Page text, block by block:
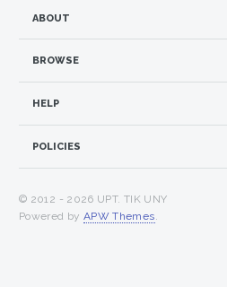
ABOUT
BROWSE
HELP
POLICIES
© 2012 - 2026 UPT. TIK UNY
Powered by APW Themes